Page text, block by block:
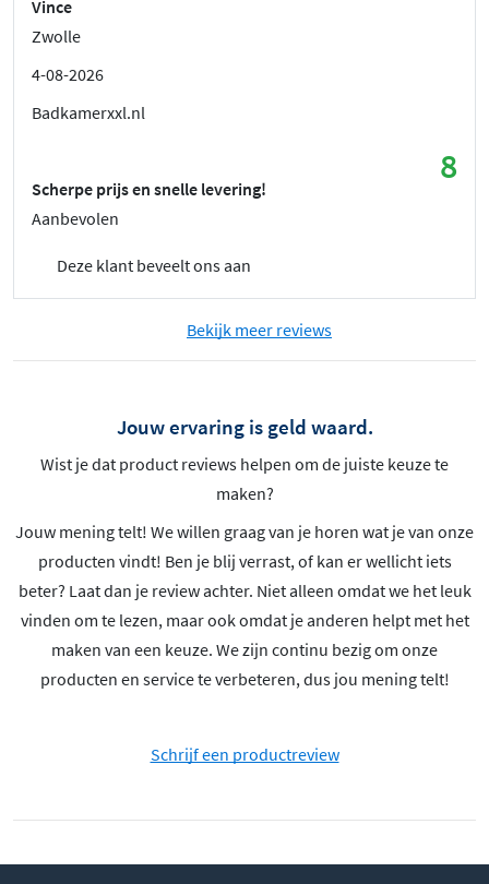
Vince
Zwolle
4-08-2026
Badkamerxxl.nl
8
Scherpe prijs en snelle levering!
Aanbevolen
Deze klant beveelt ons aan
Bekijk meer reviews
Jouw ervaring is geld waard.
Wist je dat product reviews helpen om de juiste keuze te
maken?
Jouw mening telt! We willen graag van je horen wat je van onze
producten vindt! Ben je blij verrast, of kan er wellicht iets
beter? Laat dan je review achter. Niet alleen omdat we het leuk
vinden om te lezen, maar ook omdat je anderen helpt met het
maken van een keuze. We zijn continu bezig om onze
producten en service te verbeteren, dus jou mening telt!
Schrijf een productreview